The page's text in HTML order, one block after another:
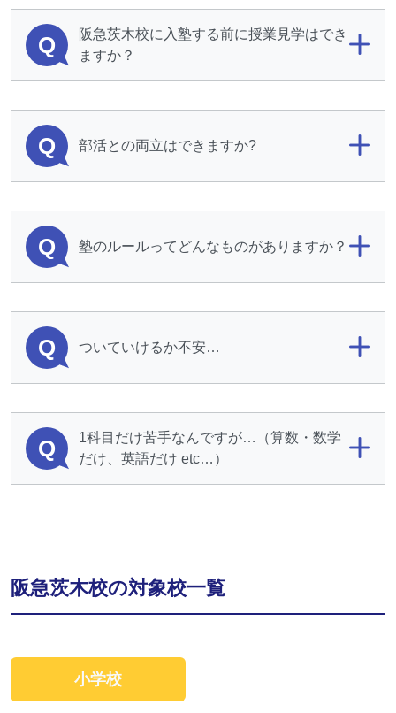
Q
阪急茨木校に入塾する前に授業見学はでき
ますか？
Q 部活との両立はできますか?
Q 塾のルールってどんなものがありますか？
Q ついていけるか不安…
Q
1科目だけ苦手なんですが…（算数・数学
だけ、英語だけ etc…）
阪急茨木校の対象校一覧
小学校